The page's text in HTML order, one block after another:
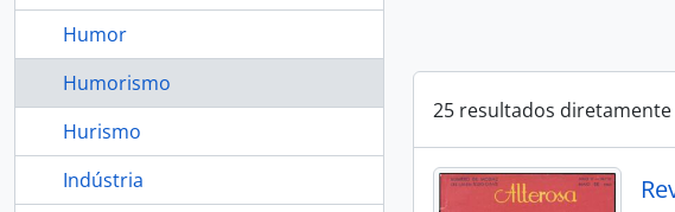
Humor
Humorismo
Hurismo
Indústria
25 resultados